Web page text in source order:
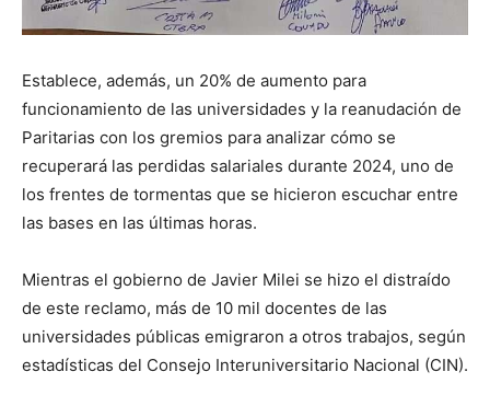
Establece, además, un 20% de aumento para
funcionamiento de las universidades y la reanudación de
Paritarias con los gremios para analizar cómo se
recuperará las perdidas salariales durante 2024, uno de
los frentes de tormentas que se hicieron escuchar entre
las bases en las últimas horas.
Mientras el gobierno de Javier Milei se hizo el distraído
de este reclamo, más de 10 mil docentes de las
universidades públicas emigraron a otros trabajos, según
estadísticas del Consejo Interuniversitario Nacional (CIN).